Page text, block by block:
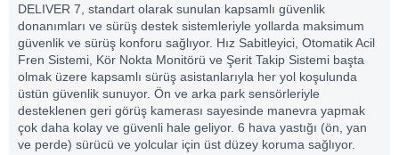
DELIVER 7, standart olarak sunulan kapsamlı güvenlik
donanımları ve sürüş destek sistemleriyle yollarda maksimum
güvenlik ve sürüş konforu sağlıyor. Hız Sabitleyici, Otomatik Acil
Fren Sistemi, Kör Nokta Monitörü ve Şerit Takip Sistemi başta
olmak üzere kapsamlı sürüş asistanlarıyla her yol koşulunda
üstün güvenlik sunuyor. Ön ve arka park sensörleriyle
desteklenen geri görüş kamerası sayesinde manevra yapmak
çok daha kolay ve güvenli hale geliyor. 6 hava yastığı (ön, yan
ve perde) sürücü ve yolcular için üst düzey koruma sağlıyor.